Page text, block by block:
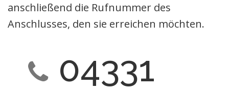
anschließend die Rufnummer des
Anschlusses, den sie erreichen möchten.
04331